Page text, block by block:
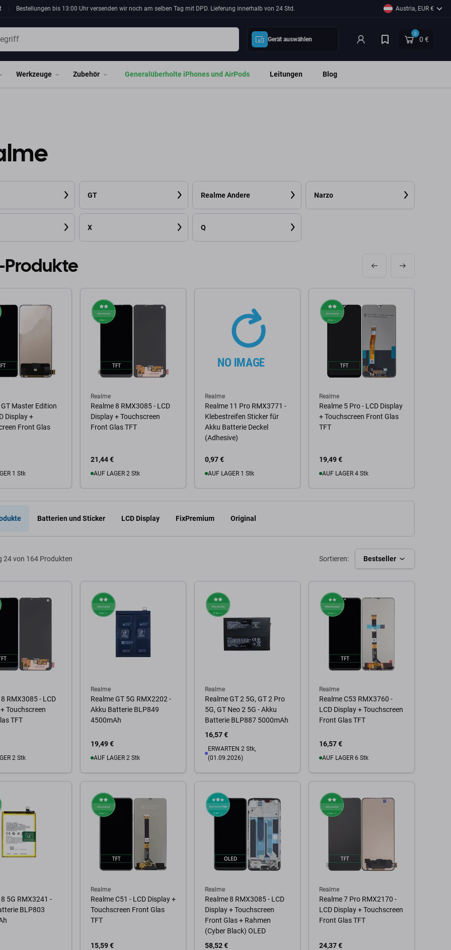
Bestellungen bis 13:00 Uhr versenden wir noch am selben Tag mit DPD. Lieferung innerhalb von 24 Std. Austria, EUR €
Gerät auswählen
0
0 €
Werkzeuge Zubehör Generalüberholte iPhones und AirPods Leitungen Blog
GT Realme Andere Narzo
X Q
Produkte
GT Master Edition
Display +
Front Glas
1 Stk
Realme
Realme 8 RMX3085 - LCD
Display + Touchscreen
Front Glas TFT
21,44 €
AUF LAGER 2 Stk
Zum Warenkorb
Realme
Realme 11 Pro RMX3771 -
Klebestreifen Sticker für
Akku Batterie Deckel
(Adhesive)
0,97 €
AUF LAGER 1 Stk
Zum Warenkorb
Realme
Realme 5 Pro - LCD Display
+ Touchscreen Front Glas
TFT
19,49 €
AUF LAGER 4 Stk
Zum Warenkorb
Batterien und Sticker LCD Display FixPremium Original
24 von 164 Produkten Sortieren: Bestseller
RMX3085 - LCD
Touchscreen
TFT
2 Stk
Realme
Realme GT 5G RMX2202 -
Akku Batterie BLP849
4500mAh
19,49 €
AUF LAGER 2 Stk
Realme
Realme GT 2 5G, GT 2 Pro
5G, GT Neo 2 5G - Akku
Batterie BLP887 5000mAh
16,57 €
ERWARTEN 2 Stk,
(01.09.2026)
Zum Warenkorb
Realme
Realme C53 RMX3760 -
LCD Display + Touchscreen
Front Glas TFT
16,57 €
AUF LAGER 6 Stk
5G RMX3241 -
BLP803
Realme
Realme C51 - LCD Display +
Touchscreen Front Glas
TFT
15,59 €
Realme
Realme 8 RMX3085 - LCD
Display + Touchscreen
Front Glas + Rahmen
(Cyber Black) OLED
58,52 €
Realme
Realme 7 Pro RMX2170 -
LCD Display + Touchscreen
Front Glas TFT
24,37 €